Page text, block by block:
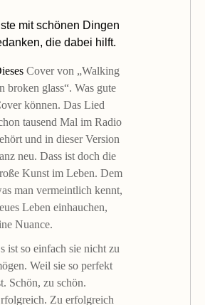
mit schönen Dingen
die dabei hilft.
Cover von „Walking
broken glass“. Was gute
können. Das Lied
tausend Mal im Radio
und in dieser Version
neu. Dass ist doch die
Kunst im Leben. Dem
man vermeintlich kennt,
Leben einhauchen,
Nuance.
ist so einfach sie nicht zu
Weil sie so perfekt
Schön, zu schön.
Zu erfolgreich